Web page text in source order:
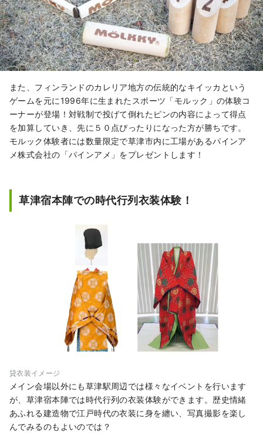
また、フィンランドのカレリア地方の伝統的なキイッカという
ゲームを元に1996年に生まれたスポーツ「モルック」の体験コ
ーナーが登場！対戦制で投げて倒れたピンの内容によって得点
を加算していき、先に５０点ぴったりになった方が勝ちです。
モルック体験者には数量限定で草津市内に工場があるパインア
メ株式会社の「パインアメ」をプレゼントします！
草津宿本陣での時代行列衣装体験！
貸衣装イメージ
メイン会場以外にも草津駅周辺では様々なイベントを行います
が、草津宿本陣では時代行列の衣装体験ができます。歴史情緒
あふれる建造物で江戸時代の衣装に身を纏い、写真撮影を楽し
んでみるのもよいのでは？